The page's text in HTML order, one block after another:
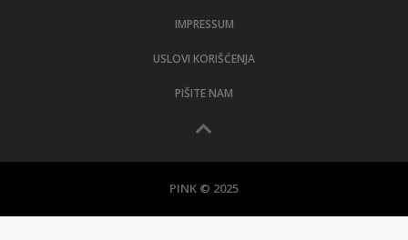
IMPRESSUM
USLOVI KORIŠĆENJA
PIŠITE NAM
PINK © 2025